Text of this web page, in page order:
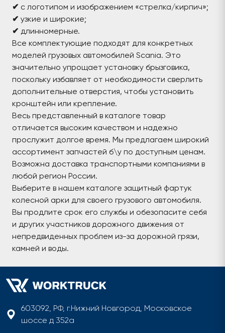
✔ с логотипом и изображением «стрелка/кирпич»;
✔ узкие и широкие;
✔ длинномерные.
Все комплектующие подходят для конкретных
моделей грузовых автомобилей Scania. Это
значительно упрощает установку брызговика,
поскольку избавляет от необходимости сверлить
дополнительные отверстия, чтобы установить
кронштейн или крепление.
Весь представленный в каталоге товар
отличается высоким качеством и надежно
прослужит долгое время. Мы предлагаем широкий
ассортимент запчастей б\у по доступным ценам.
Возможна доставка транспортными компаниями в
любой регион России.
Выберите в нашем каталоге защитный фартук
колесной арки для своего грузового автомобиля.
Вы продлите срок его службы и обезопасите себя
и других участников дорожного движения от
непредвиденных проблем из-за дорожной грязи,
камней и воды.
603092, РФ, г.Нижний Новгород, Московское
шоссе д 352а